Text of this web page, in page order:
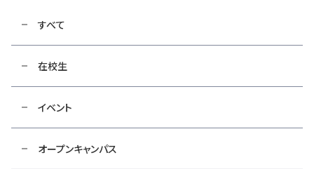
すべて
在校生
イベント
オープンキャンパス